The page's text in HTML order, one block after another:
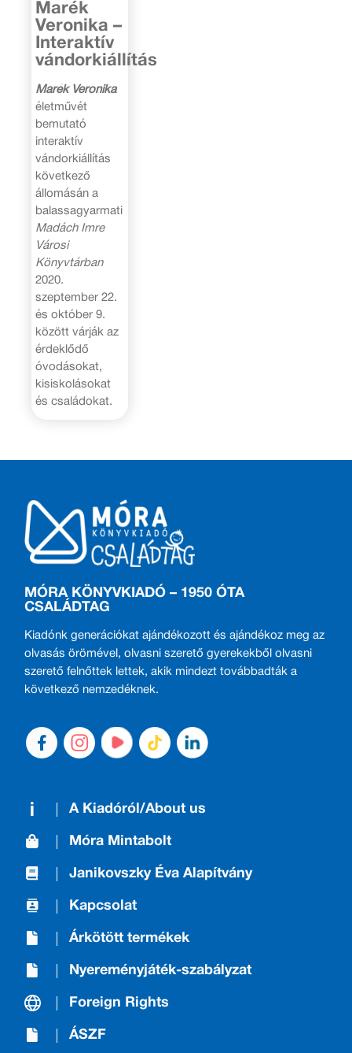
Marék
Veronika –
Interaktív
vándorkiállítás
Marék Veronika
életművét
bemutató
interaktív
vándorkiállítás
következő
állomásán a
balassagyarmati
Madách Imre
Városi
Könyvtárban
2020.
szeptember 22.
és október 9.
között várják az
érdeklődő
óvodásokat,
kisiskolásokat
és családokat.
MÓRA KÖNYVKIADÓ – 1950 ÓTA
CSALÁDTAG
Kiadónk generációkat ajándékozott és ajándékoz meg az
olvasás örömével, olvasni szerető gyerekekből olvasni
szerető felnőttek lettek, akik mindezt továbbadták a
következő nemzedéknek.
A Kiadóról/About us
Móra Mintabolt
Janikovszky Éva Alapítvány
Kapcsolat
Árkötött termékek
Nyereményjáték-szabályzat
Foreign Rights
ÁSZF